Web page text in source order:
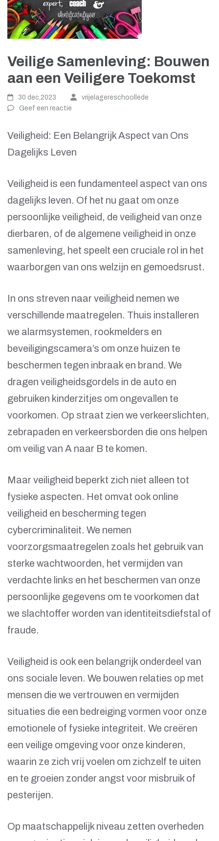
Veilige Samenleving: Bouwen
aan een Veiligere Toekomst
30 dec,2023
vrijelagereschoollede
Geef een reactie
Veiligheid: Een Belangrijk Aspect van Ons
Dagelijks Leven
Veiligheid is een fundamenteel aspect van ons
dagelijks leven. Of het nu gaat om onze
persoonlijke veiligheid, de veiligheid van onze
dierbaren, of de algemene veiligheid in onze
samenleving, het speelt een cruciale rol in het
waarborgen van ons welzijn en gemoedsrust.
In ons streven naar veiligheid nemen we
verschillende maatregelen. Thuis installeren
we alarmsystemen, rookmelders en
beveiligingscamera’s om onze huizen te
beschermen tegen inbraak en brand. We
dragen veiligheidsgordels in de auto en
gebruiken kinderzitjes om ongevallen te
voorkomen. Op straat zien we verkeerslichten,
zebrapaden en verkeersborden die ons helpen
om veilig van A naar B te komen.
Maar veiligheid beperkt zich niet alleen tot
fysieke aspecten. Het omvat ook online
veiligheid en bescherming tegen
cybercriminaliteit. We nemen
voorzorgsmaatregelen zoals het gebruik van
sterke wachtwoorden, het vermijden van
verdachte links en het beschermen van onze
persoonlijke gegevens om te voorkomen dat
we slachtoffer worden van identiteitsdiefstal of
fraude.
Veiligheid is ook een belangrijk onderdeel van
ons sociale leven. We bouwen relaties op met
mensen die we vertrouwen en vermijden
situaties die een bedreiging vormen voor onze
emotionele of fysieke integriteit. We creëren
een veilige omgeving voor onze kinderen,
waarin ze zich vrij voelen om zichzelf te uiten
en te groeien zonder angst voor misbruik of
pesterijen.
Op maatschappelijk niveau zetten overheden